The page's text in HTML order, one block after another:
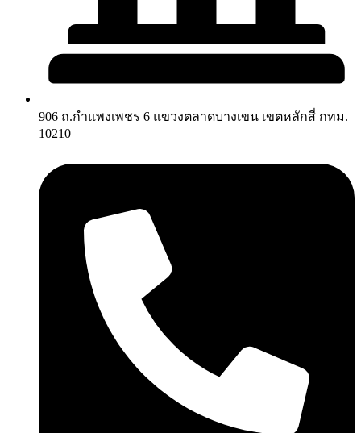
906 ถ.กำแพงเพชร 6 แขวงตลาดบางเขน เขตหลักสี่ กทม.
10210